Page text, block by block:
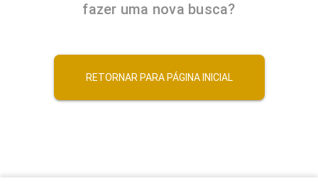
fazer uma nova busca?
RETORNAR PARA PÁGINA INICIAL